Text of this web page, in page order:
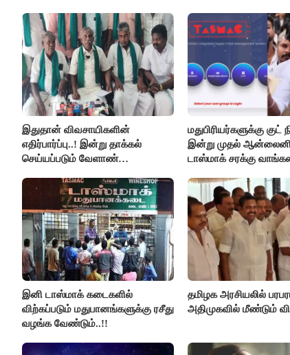
இதுதான் விவசாயிகளின்
எதிர்பார்ப்பு..! இன்று தாக்கல்
செய்யப்படும் வேளாண்
கோரிக்கை!
மதுபிரியர்களுக்கு குட்
இன்று முதல்
டாஸ்மாக் சரக்கு
இனி டாஸ்மாக் கடைகளில்
விற்கப்படும் மதுபானங்களுக்கு ரசீது
வழங்க வேண்டும்..!!
தமிழக அரசியலில்
அதிமுகவில் மீண்டும்